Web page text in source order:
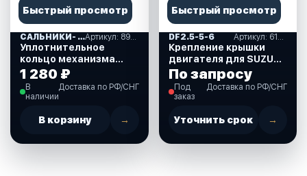
Быстрый просмотр
САЛЬНИКИ- ПРОКЛАДКИ "MERCURY" (16)
Уплотнительное
кольцо механизма
ручного подъема для
Mercury 30-40 л.с.
(893917A01)
1 280 ₽
В
наличии
Доставка по РФ/СНГ
В корзину →
Быстрый просмотр
DF2.5-5-6
Крепление крышки
двигателя для SUZUKI
DF2.5 л.с. (61611-
97J01-000)
По запросу
Под
заказ
Доставка по РФ/СНГ
Уточнить срок →